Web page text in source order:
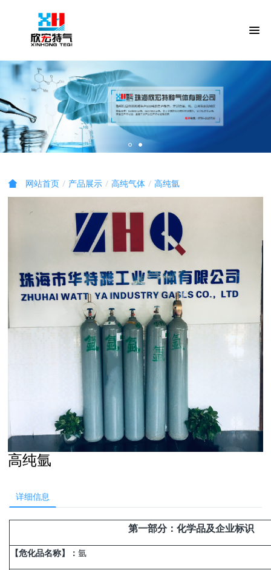
网站首页 产品展示 高纯气体 高纯氩
高纯氩
详细信息
第一部分： 化学品及企业标识
【危化品名称】： 氩